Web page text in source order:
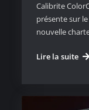
Calibrite
présente sur
nouvelle
Lire la suite
Duo